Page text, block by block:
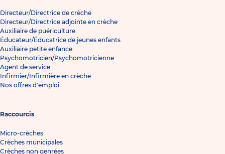
Directeur/Directrice de crèche
Directeur/Directrice adjointe en crèche
Auxiliaire de puériculture
Éducateur/Éducatrice de jeunes enfants
Auxiliaire petite enfance
Psychomotricien/Psychomotricienne
Agent de service
Infirmier/Infirmière en crèche
Nos offres d'emploi
Raccourcis
Micro-crèches
Crèches municipales
Crèches non genrées